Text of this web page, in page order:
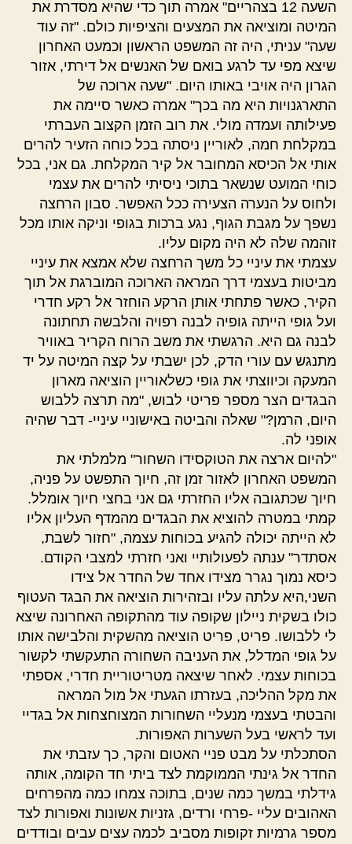
השעה 12 בצהריים" אמרה תוך כדי שהיא מסדרת את
המיטה ומוציאה את המצעים והציפיות כולם. "זה עוד
שעה" עניתי, היה זה המשפט הראשון וכמעט האחרון
שיצא מפי עד לרגע בואם של האנשים אל דירתי, אזור
הגרון היה אויבי באותו היום. "שעה ארוכה של
התארגנויות היא מה בכך" אמרה כאשר סיימה את
פעילותה ועמדה מולי. את רוב הזמן הקצוב העברתי
במקלחת חמה, לאוריין ניסתה בכל כוחה הזעיר להרים
אותי אל הכיסא המחובר אל קיר המקלחת. גם אני, בכל
כוחי המועט שנשאר בתוכי ניסיתי להרים את עצמי
ולחוס על הנערה הצעירה ככל האפשר. סבון הרחצה
נשפך על מגבת הגוף, נגע ברכות בגופי וניקה אותו מכל
זוהמה שלה לא היה מקום עליו.
עצמתי את עיניי כל משך הרחצה שלא אמצא את עיניי
מביטות בעצמי דרך המראה הארוכה המוברגת אל תוך
הקיר, כאשר פתחתי אותן הרקע הוחזר אל רקע חדרי
ועל גופי הייתה גופיה לבנה רפויה והלבשה תחתונה
לבנה גם היא. הרגשתי את משב הרוח הקריר באוויר
מתנגש עם עורי הדק, לכן ישבתי על קצה המיטה על יד
המעקה וכיווצתי את גופי כשלאוריין הוציאה מארון
הבגדים הצר מספר פריטי לבוש, "מה תרצה ללבוש
היום, הרמן?" שאלה והביטה באישוניי עיניי- דבר שהיה
אופני לה.
"להיום ארצה את הטוקסידו השחור" מלמלתי את
המשפט האחרון לאזור זמן זה, חיוך התפשט על פניה,
חיוך שכתגובה אליו החזרתי גם אני בחצי חיוך אומלל.
קמתי במטרה להוציא את הבגדים מהמדף העליון אליו
לא הייתה יכולה להגיע בכוחות עצמה, "חזור לשבת,
אסתדר" ענתה לפעולותיי ואני חזרתי למצבי הקודם.
כיסא נמוך נגרר מצידו אחד של החדר אל צידו
השני,היא עלתה עליו ובזהירות הוציאה את הבגד העטוף
כולו בשקית ניילון שקופה עוד מהתקופה האחרונה שיצא
לי ללבושו. פריט, פריט הוציאה מהשקית והלבישה אותו
על גופי המדלל, את העניבה השחורה התעקשתי לקשור
בכוחות עצמי. לאחר שיצאה מטריטוריית חדרי, אספתי
את מקל ההליכה, בעזרתו הגעתי אל מול המראה
והבטתי בעצמי מנעליי השחורות המצוחצחות אל בגדיי
ועד לראשי בעל השערות האפורות.
הסתכלתי על מבט פניי האטום והקר, כך עזבתי את
החדר אל גינתי הממוקמת לצד ביתי חד הקומה, אותה
גידלתי במשך כמה שנים, בתוכה צמחו כמה מהפרחים
האהובים עליי -פרחי ורדים, גזניות אשונות ואפורות לצד
מספר גרמיות זקופות מסביב לכמה עצים עבים ובודדים